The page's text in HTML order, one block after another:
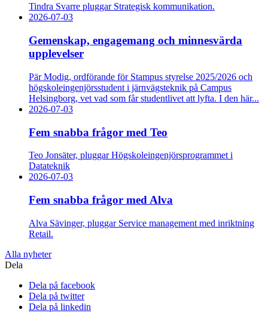
Tindra Svarre pluggar Strategisk kommunikation.
2026-07-03
Gemenskap, engagemang och minnesvärda
upplevelser
Pär Modig, ordförande för Stampus styrelse 2025/2026 och
högskoleingenjörsstudent i järnvägsteknik på Campus
Helsingborg, vet vad som får studentlivet att lyfta. I den här...
2026-07-03
Fem snabba frågor med Teo
Teo Jonsäter, pluggar Högskoleingenjörsprogrammet i
Datateknik
2026-07-03
Fem snabba frågor med Alva
Alva Sävinger, pluggar Service management med inriktning
Retail.
Alla nyheter
Dela
Dela på facebook
Dela på twitter
Dela på linkedin